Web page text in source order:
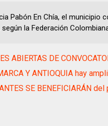
Pabón En Chía, el municipio
la Federación
ABIERTAS DE
Y ANTIOQUIA hay
SE BENEFICIARÁN